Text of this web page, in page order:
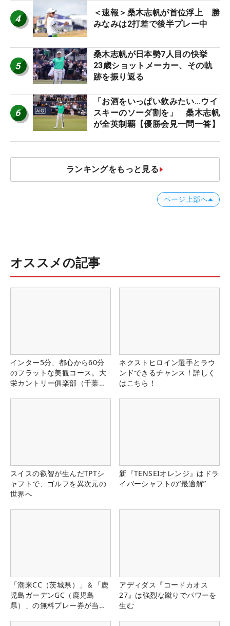
4
＜速報＞桑木志帆が首位浮上 勝
みなみは2打差で後半プレー中
5
桑木志帆が日本勢7人目の快挙
23歳ショットメーカー、その軌
跡を振り返る
6
「お酒をいっぱい飲みたい…ウイ
スキーのソーダ割を」 桑木志帆
が全英制覇【優勝会見一問一答】
ランキングをもっと見る
ページ上部へ
オススメの記事
インター5分、都心から60分
のフラットな美観コース。大
栄カントリー俱楽部（千葉
ネクストヒロイン選手とラウ
ンドできるチャンス！詳しく
はこちら！
スイスの叡智が生んだTPTシ
ャフトで、ゴルフを異次元の
世界へ
新『TENSEIオレンジ』はドラ
イバーシャフトの“最適解”
「潮来CC（茨城県）」＆「鹿
児島ガーデンGC（鹿児島
県）」の無料プレー券が当た
アディダス『コードカオス
27』は強烈な蹴りでパワーを
生む